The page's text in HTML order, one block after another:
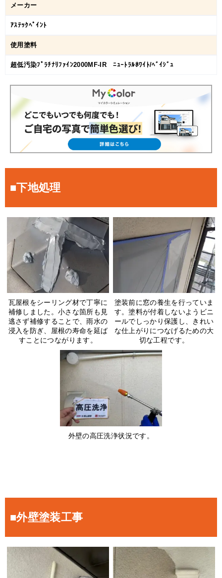
メーカー
ｱｽﾃｯｸﾍﾟｲﾝﾄ
使用塗料
超低汚染ﾌﾟﾗﾁﾅﾘﾌｧｲﾝ2000MF-IR ﾆｭｰﾄﾗﾙﾎﾜｲﾄ/ﾍﾞｲｼﾞｭ
■下地処理
瓦屋根をシーリング材で丁寧に
補修しました。小さな箇所も見
逃さず補修することで、雨水の
浸入を防ぎ、屋根の寿命を延ば
すことにつながります。
塗装前に窓の養生を行っていま
す。塗料が付着しないようビニ
ールでしっかり保護し、きれい
な仕上がりにつなげるための大
切な工程です。
外壁の高圧洗浄状況です。
■外壁塗装工事